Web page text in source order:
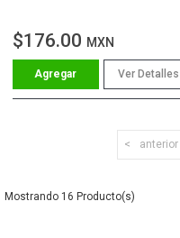
$176.00 MXN
Ver Detalles
anterior
16